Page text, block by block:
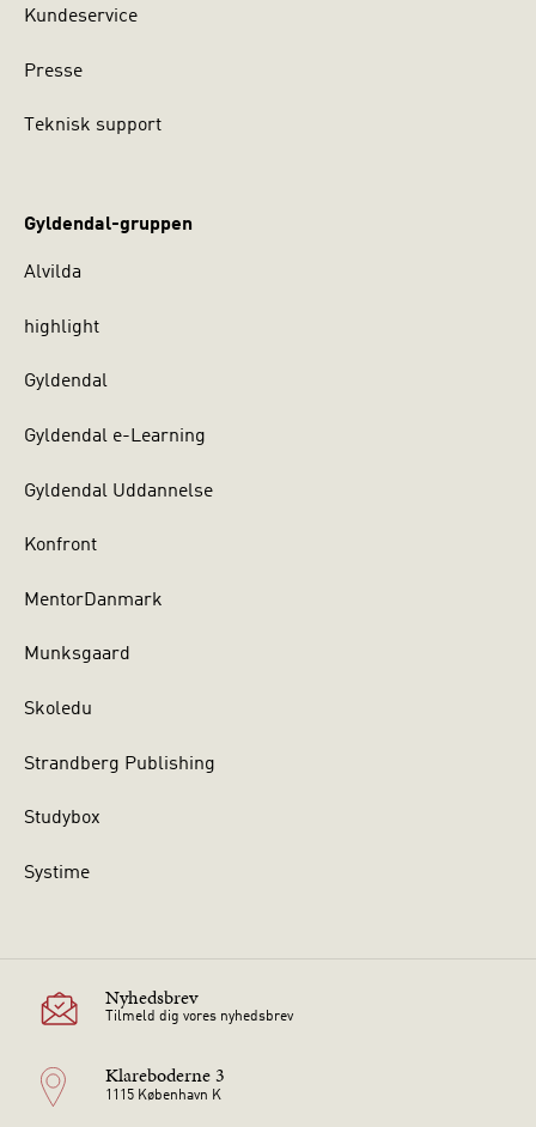
Kundeservice
Presse
Teknisk support
Gyldendal-gruppen
Alvilda
highlight
Gyldendal
Gyldendal e-Learning
Gyldendal Uddannelse
Konfront
MentorDanmark
Munksgaard
Skoledu
Strandberg Publishing
Studybox
Systime
Nyhedsbrev
Tilmeld dig vores nyhedsbrev
Klareboderne 3
1115 København K